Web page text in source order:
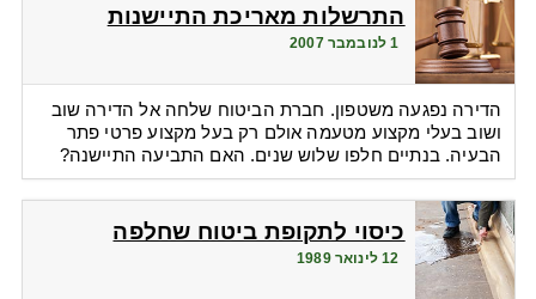
התרשלות מאריכת התיישנות
1 לנובמבר 2007
הדירה נפגעה משטפון. חברת הביטוח שלחה אל הדירה שוב
ושוב בעלי מקצוע מטעמה אולם רק בעל מקצוע פרטי פתר
הבעיה. בנתיים חלפו שלוש שנים. האם התביעה התיישנה?
כיסוי לתקופת ביטוח שחלפה
12 לינואר 1989